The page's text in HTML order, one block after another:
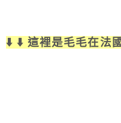
⬇️ ⬇️ 這裡是毛毛在法